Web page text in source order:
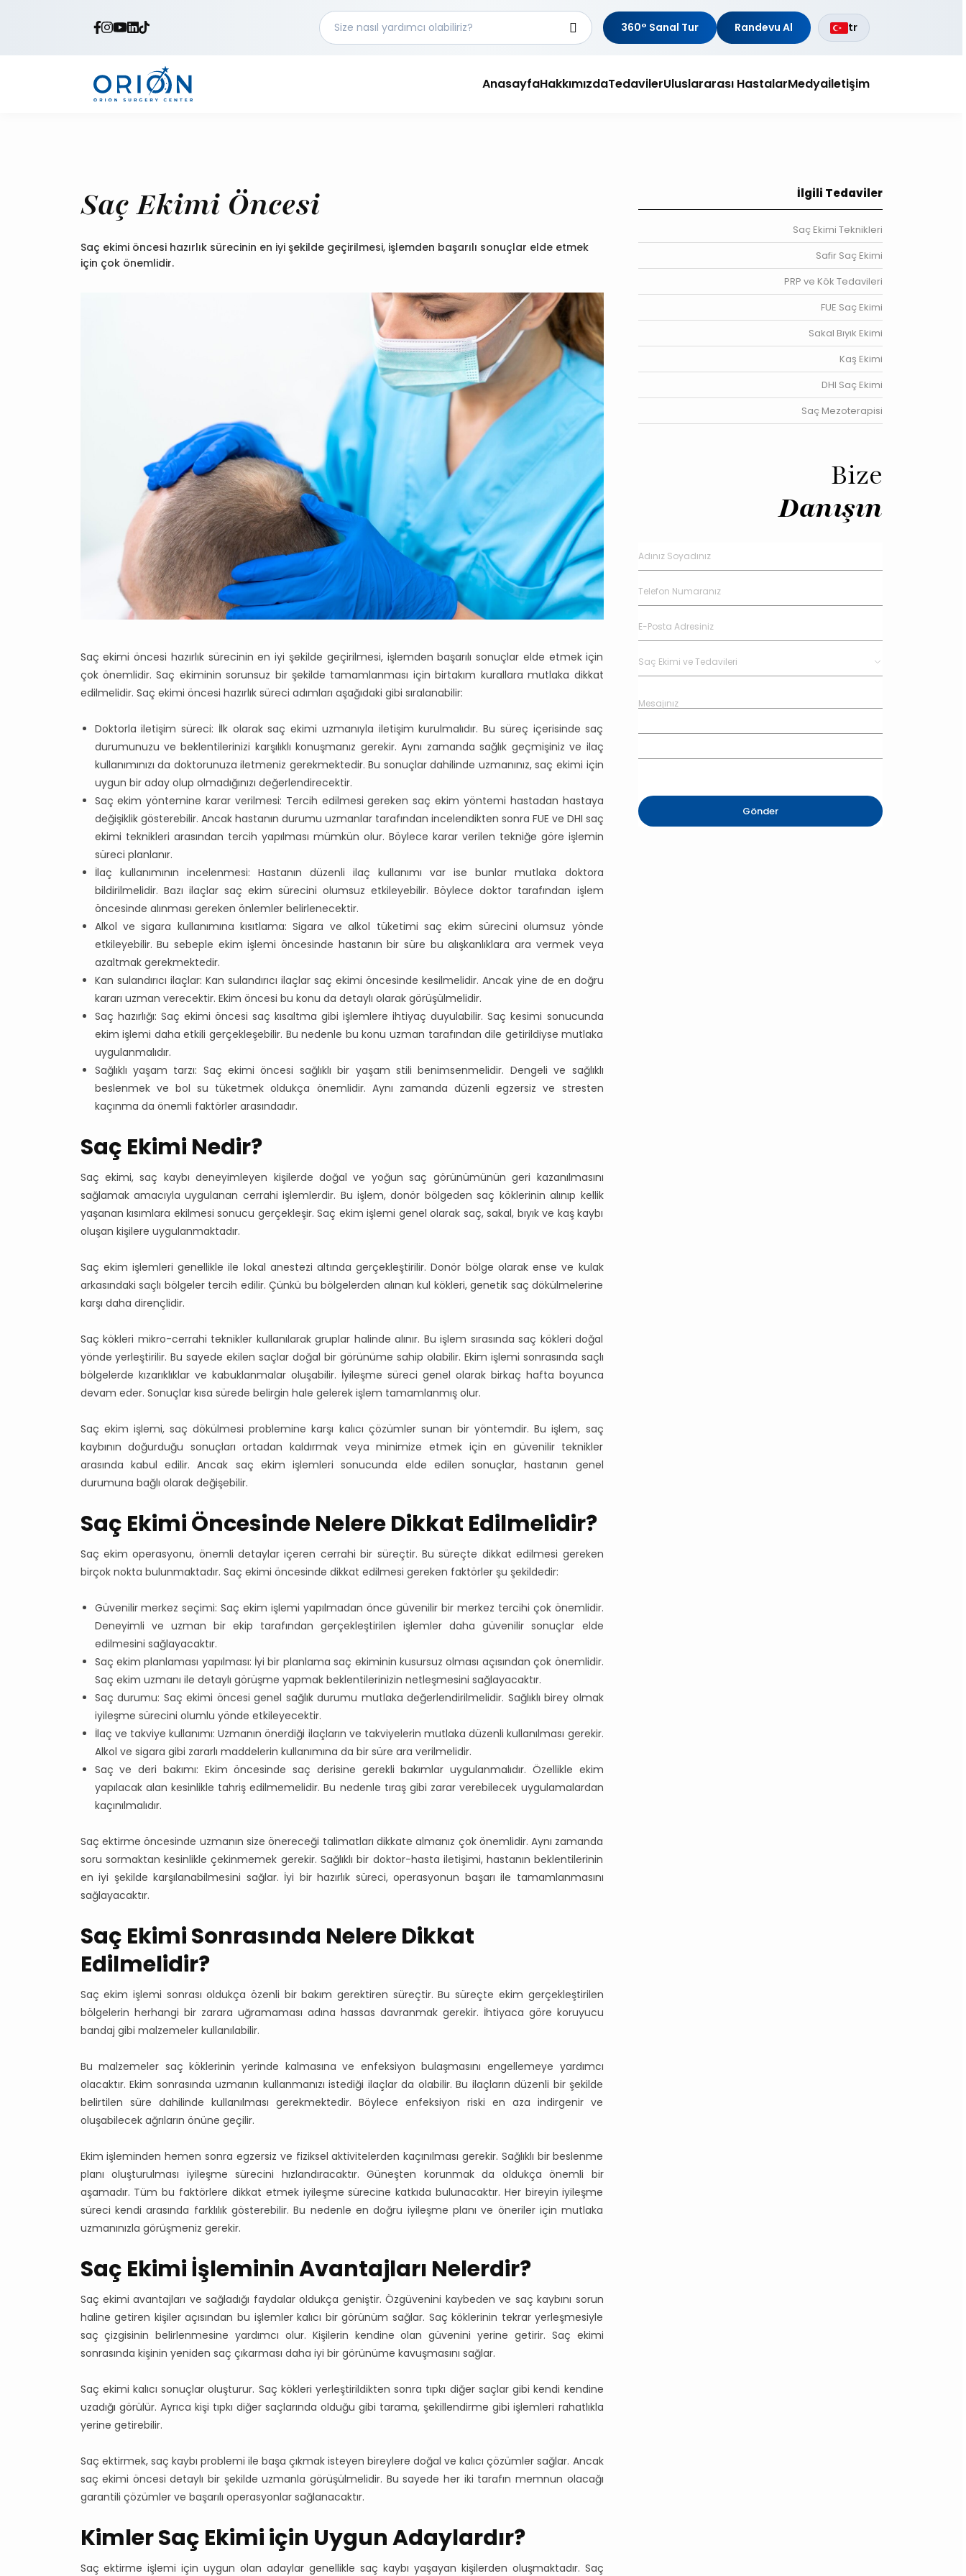
360° Sanal Tur Randevu Al tr
AnasayfaHakkımızdaTedavilerUluslararası HastalarMedyaİletişim
Saç Ekimi Öncesi
Saç ekimi öncesi hazırlık sürecinin en iyi şekilde geçirilmesi, işlemden başarılı sonuçlar elde etmek
için çok önemlidir.
Saç ekimi öncesi hazırlık sürecinin en iyi şekilde geçirilmesi, işlemden başarılı sonuçlar elde etmek için
çok önemlidir. Saç ekiminin sorunsuz bir şekilde tamamlanması için birtakım kurallara mutlaka dikkat
edilmelidir. Saç ekimi öncesi hazırlık süreci adımları aşağıdaki gibi sıralanabilir:
Doktorla iletişim süreci: İlk olarak saç ekimi uzmanıyla iletişim kurulmalıdır. Bu süreç içerisinde saç
durumunuzu ve beklentilerinizi karşılıklı konuşmanız gerekir. Aynı zamanda sağlık geçmişiniz ve ilaç
kullanımınızı da doktorunuza iletmeniz gerekmektedir. Bu sonuçlar dahilinde uzmanınız, saç ekimi için
uygun bir aday olup olmadığınızı değerlendirecektir.
Saç ekim yöntemine karar verilmesi: Tercih edilmesi gereken saç ekim yöntemi hastadan hastaya
değişiklik gösterebilir. Ancak hastanın durumu uzmanlar tarafından incelendikten sonra FUE ve DHI saç
ekimi teknikleri arasından tercih yapılması mümkün olur. Böylece karar verilen tekniğe göre işlemin
süreci planlanır.
İlaç kullanımının incelenmesi: Hastanın düzenli ilaç kullanımı var ise bunlar mutlaka doktora
bildirilmelidir. Bazı ilaçlar saç ekim sürecini olumsuz etkileyebilir. Böylece doktor tarafından işlem
öncesinde alınması gereken önlemler belirlenecektir.
Alkol ve sigara kullanımına kısıtlama: Sigara ve alkol tüketimi saç ekim sürecini olumsuz yönde
etkileyebilir. Bu sebeple ekim işlemi öncesinde hastanın bir süre bu alışkanlıklara ara vermek veya
azaltmak gerekmektedir.
Kan sulandırıcı ilaçlar: Kan sulandırıcı ilaçlar saç ekimi öncesinde kesilmelidir. Ancak yine de en doğru
kararı uzman verecektir. Ekim öncesi bu konu da detaylı olarak görüşülmelidir.
Saç hazırlığı: Saç ekimi öncesi saç kısaltma gibi işlemlere ihtiyaç duyulabilir. Saç kesimi sonucunda
ekim işlemi daha etkili gerçekleşebilir. Bu nedenle bu konu uzman tarafından dile getirildiyse mutlaka
uygulanmalıdır.
Sağlıklı yaşam tarzı: Saç ekimi öncesi sağlıklı bir yaşam stili benimsenmelidir. Dengeli ve sağlıklı
beslenmek ve bol su tüketmek oldukça önemlidir. Aynı zamanda düzenli egzersiz ve stresten
kaçınma da önemli faktörler arasındadır.
Saç Ekimi Nedir?
Saç ekimi, saç kaybı deneyimleyen kişilerde doğal ve yoğun saç görünümünün geri kazanılmasını
sağlamak amacıyla uygulanan cerrahi işlemlerdir. Bu işlem, donör bölgeden saç köklerinin alınıp kellik
yaşanan kısımlara ekilmesi sonucu gerçekleşir. Saç ekim işlemi genel olarak saç, sakal, bıyık ve kaş kaybı
oluşan kişilere uygulanmaktadır.
Saç ekim işlemleri genellikle ile lokal anestezi altında gerçekleştirilir. Donör bölge olarak ense ve kulak
arkasındaki saçlı bölgeler tercih edilir. Çünkü bu bölgelerden alınan kul kökleri, genetik saç dökülmelerine
karşı daha dirençlidir.
Saç kökleri mikro-cerrahi teknikler kullanılarak gruplar halinde alınır. Bu işlem sırasında saç kökleri doğal
yönde yerleştirilir. Bu sayede ekilen saçlar doğal bir görünüme sahip olabilir. Ekim işlemi sonrasında saçlı
bölgelerde kızarıklıklar ve kabuklanmalar oluşabilir. İyileşme süreci genel olarak birkaç hafta boyunca
devam eder. Sonuçlar kısa sürede belirgin hale gelerek işlem tamamlanmış olur.
Saç ekim işlemi, saç dökülmesi problemine karşı kalıcı çözümler sunan bir yöntemdir. Bu işlem, saç
kaybının doğurduğu sonuçları ortadan kaldırmak veya minimize etmek için en güvenilir teknikler
arasında kabul edilir. Ancak saç ekim işlemleri sonucunda elde edilen sonuçlar, hastanın genel
durumuna bağlı olarak değişebilir.
Saç Ekimi Öncesinde Nelere Dikkat Edilmelidir?
Saç ekim operasyonu, önemli detaylar içeren cerrahi bir süreçtir. Bu süreçte dikkat edilmesi gereken
birçok nokta bulunmaktadır. Saç ekimi öncesinde dikkat edilmesi gereken faktörler şu şekildedir:
Güvenilir merkez seçimi: Saç ekim işlemi yapılmadan önce güvenilir bir merkez tercihi çok önemlidir.
Deneyimli ve uzman bir ekip tarafından gerçekleştirilen işlemler daha güvenilir sonuçlar elde
edilmesini sağlayacaktır.
Saç ekim planlaması yapılması: İyi bir planlama saç ekiminin kusursuz olması açısından çok önemlidir.
Saç ekim uzmanı ile detaylı görüşme yapmak beklentilerinizin netleşmesini sağlayacaktır.
Saç durumu: Saç ekimi öncesi genel sağlık durumu mutlaka değerlendirilmelidir. Sağlıklı birey olmak
iyileşme sürecini olumlu yönde etkileyecektir.
İlaç ve takviye kullanımı: Uzmanın önerdiği ilaçların ve takviyelerin mutlaka düzenli kullanılması gerekir.
Alkol ve sigara gibi zararlı maddelerin kullanımına da bir süre ara verilmelidir.
Saç ve deri bakımı: Ekim öncesinde saç derisine gerekli bakımlar uygulanmalıdır. Özellikle ekim
yapılacak alan kesinlikle tahriş edilmemelidir. Bu nedenle tıraş gibi zarar verebilecek uygulamalardan
kaçınılmalıdır.
Saç ektirme öncesinde uzmanın size önereceği talimatları dikkate almanız çok önemlidir. Aynı zamanda
soru sormaktan kesinlikle çekinmemek gerekir. Sağlıklı bir doktor-hasta iletişimi, hastanın beklentilerinin
en iyi şekilde karşılanabilmesini sağlar. İyi bir hazırlık süreci, operasyonun başarı ile tamamlanmasını
sağlayacaktır.
Saç Ekimi Sonrasında Nelere Dikkat
Edilmelidir?
Saç ekim işlemi sonrası oldukça özenli bir bakım gerektiren süreçtir. Bu süreçte ekim gerçekleştirilen
bölgelerin herhangi bir zarara uğramaması adına hassas davranmak gerekir. İhtiyaca göre koruyucu
bandaj gibi malzemeler kullanılabilir.
Bu malzemeler saç köklerinin yerinde kalmasına ve enfeksiyon bulaşmasını engellemeye yardımcı
olacaktır. Ekim sonrasında uzmanın kullanmanızı istediği ilaçlar da olabilir. Bu ilaçların düzenli bir şekilde
belirtilen süre dahilinde kullanılması gerekmektedir. Böylece enfeksiyon riski en aza indirgenir ve
oluşabilecek ağrıların önüne geçilir.
Ekim işleminden hemen sonra egzersiz ve fiziksel aktivitelerden kaçınılması gerekir. Sağlıklı bir beslenme
planı oluşturulması iyileşme sürecini hızlandıracaktır. Güneşten korunmak da oldukça önemli bir
aşamadır. Tüm bu faktörlere dikkat etmek iyileşme sürecine katkıda bulunacaktır. Her bireyin iyileşme
süreci kendi arasında farklılık gösterebilir. Bu nedenle en doğru iyileşme planı ve öneriler için mutlaka
uzmanınızla görüşmeniz gerekir.
Saç Ekimi İşleminin Avantajları Nelerdir?
Saç ekimi avantajları ve sağladığı faydalar oldukça geniştir. Özgüvenini kaybeden ve saç kaybını sorun
haline getiren kişiler açısından bu işlemler kalıcı bir görünüm sağlar. Saç köklerinin tekrar yerleşmesiyle
saç çizgisinin belirlenmesine yardımcı olur. Kişilerin kendine olan güvenini yerine getirir. Saç ekimi
sonrasında kişinin yeniden saç çıkarması daha iyi bir görünüme kavuşmasını sağlar.
Saç ekimi kalıcı sonuçlar oluşturur. Saç kökleri yerleştirildikten sonra tıpkı diğer saçlar gibi kendi kendine
uzadığı görülür. Ayrıca kişi tıpkı diğer saçlarında olduğu gibi tarama, şekillendirme gibi işlemleri rahatlıkla
yerine getirebilir.
Saç ektirmek, saç kaybı problemi ile başa çıkmak isteyen bireylere doğal ve kalıcı çözümler sağlar. Ancak
saç ekimi öncesi detaylı bir şekilde uzmanla görüşülmelidir. Bu sayede her iki tarafın memnun olacağı
garantili çözümler ve başarılı operasyonlar sağlanacaktır.
Kimler Saç Ekimi için Uygun Adaylardır?
Saç ektirme işlemi için uygun olan adaylar genellikle saç kaybı yaşayan kişilerden oluşmaktadır. Saç
İlgili Tedaviler
Saç Ekimi Teknikleri
Safir Saç Ekimi
PRP ve Kök Tedavileri
FUE Saç Ekimi
Sakal Bıyık Ekimi
Kaş Ekimi
DHI Saç Ekimi
Saç Mezoterapisi
Bize
Danışın
Gönder